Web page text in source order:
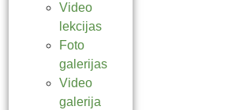
Video
lekcijas
Foto
galerijas
Video
galerija